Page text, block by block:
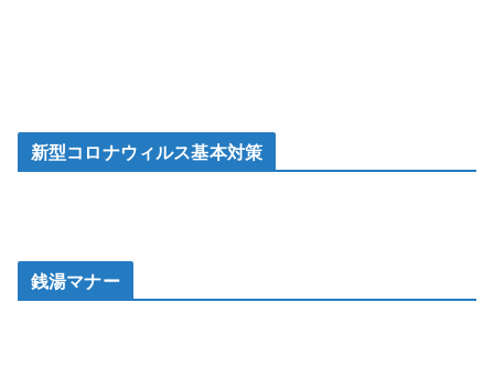
新型コロナウィルス基本対策
銭湯マナー